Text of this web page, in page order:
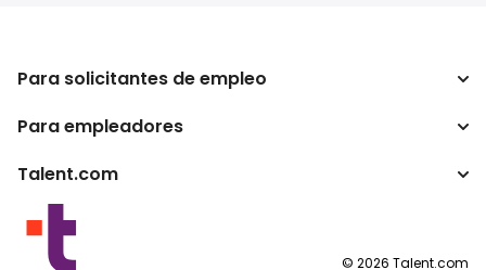
Para solicitantes de empleo
Buscador de trabajo
Para empleadores
Empresa
Programas para publishers
Talent.com
Otros países
Condiciones de uso
© 2026 Talent.com